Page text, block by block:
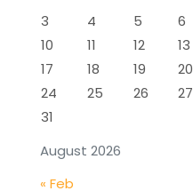
August 2026
3
4 5 6
10
11 12 13
17
18 19 20
24
25 26 27
31
« Feb